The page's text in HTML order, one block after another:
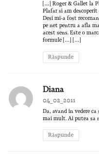
[…] Roger & Gallet la
Plafar si am
Desi mi-a fost
pe net pentru a afla
acest sens. Este o
formule […] […]
Răspunde
Diana
04_02_2011
Da, avand in vedere
mai mult. Ai putea sa
Răspunde